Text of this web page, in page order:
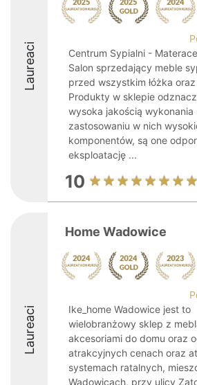
Laureaci
Centrum Sypialni -
Salon sprzedający meble
przed wszystkim łóżka
Produkty w sklepie
wysoka jakością
zastosowaniu w nich
komponentów, są one
eksploatację ...
10
Laureaci
Home Wadowice
Ike_home Wadowice jest to
wielobranżowy sklep z
akcesoriami do domu oraz
atrakcyjnych cenach oraz
systemach ratalnych,
Wadowicach, przy ulicy